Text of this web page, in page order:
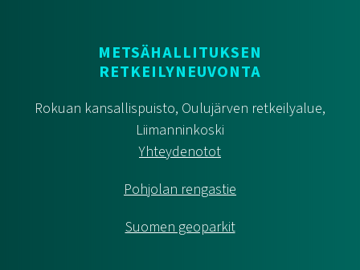
METSÄHALLITUKSEN
RETKEILYNEUVONTA
Rokuan kansallispuisto, Oulujärven retkeilyalue,
Liimanninkoski
Yhteydenotot
Pohjolan rengastie
Suomen geoparkit